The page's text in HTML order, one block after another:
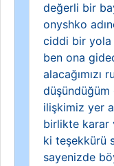
değerli bir
onyshko
ciddi bir yola
ben ona
alacağımızı
ilişkimiz yer
birlikte karar
ki teşekkürü
sayenizde